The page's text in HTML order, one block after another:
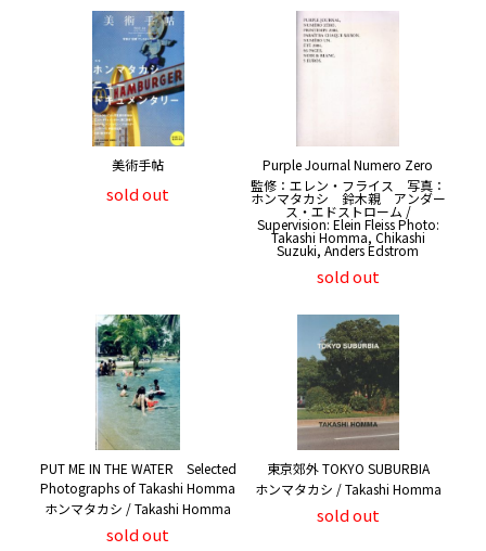
美術手帖
sold out
Purple Journal Numero Zero
監修：エレン・フライス 写真：
ホンマタカシ 鈴木親 アンダー
ス・エドストローム /
Supervision: Elein Fleiss Photo:
Takashi Homma, Chikashi
Suzuki, Anders Edstrom
sold out
PUT ME IN THE WATER Selected
Photographs of Takashi Homma
ホンマタカシ / Takashi Homma
sold out
東京郊外 TOKYO SUBURBIA
ホンマタカシ / Takashi Homma
sold out